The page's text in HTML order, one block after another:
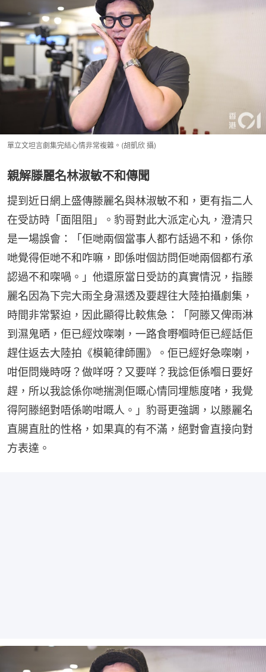
單立文坦言劇集完結心情非常複雜。(胡凱欣 攝)
親解滕麗名林淑敏不和傳聞
提到近日網上盛傳滕麗名與林淑敏不和，更有指二人
在受訪時「面阻阻」。豹哥對此大派定心丸，澄清只
是一場誤會：「佢哋兩個當事人都冇話過不和，係你
哋覺得佢哋不和咋嘛，即係咁個訪問佢哋兩個都冇承
認過不和㗎喎。」他還原當日受訪的真實情況，指滕
麗名因為下完大雨全身濕透及要趕往大陸拍攝劇集，
時間非常緊迫，因此顯得比較焦急：「阿滕又俾雨淋
到濕鬼晒，佢已經炆㗎喇，一路食嘢嗰時佢已經話佢
趕住返去大陸拍《模範律師團》。佢已經好急㗎喇，
咁佢問幾時呀？做咩呀？又要咩？我諗佢係嗰日要好
趕，所以我諗係你哋揣測佢嘅心情同埋態度啫，我覺
得阿滕絕對唔係啲咁嘅人。」豹哥更強調，以滕麗名
直腸直肚的性格，如果真的有不滿，絕對會直接向對
方表達。